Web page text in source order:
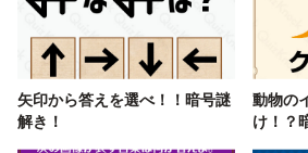
矢印から答えを選べ！！暗号謎
解き！
動物の
け！？